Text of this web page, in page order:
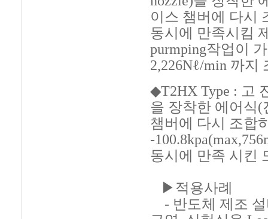
이스 챔버에 다시
동시에 만족시킴
purmping작업이
2,226Nℓ/min 까지
◆T2HX Type : 고
을 장착한 에어식
챔버에 다시 조합
-
동시에 만족 시킨
▶적용사례
- 반도체 제조 설